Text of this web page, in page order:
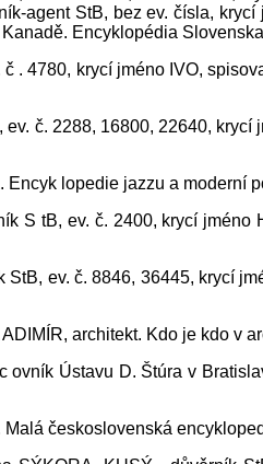
agent StB, bez ev. čísla,
Encyklopédia
. 4780, krycí jméno IVO,
č. 2288, 16800, 22640,
lopedie jazzu a moderní
S tB, ev. č. 2400, krycí
ev. č. 8846, 36445, krycí
architekt. Kdo je kdo v
ovník Ústavu D. Štúra v
československá